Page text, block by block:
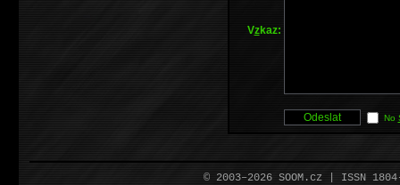
Vzkaz:
No
© 2003–2026 SOOM.cz | ISSN